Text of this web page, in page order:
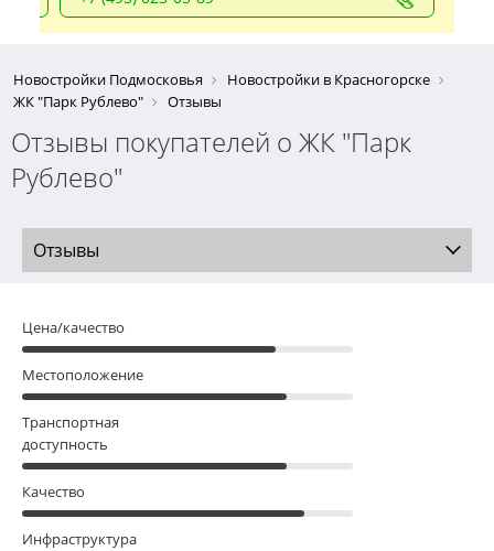
Новостройки Подмосковья
Новостройки в Красногорске
ЖК "Парк Рублево"
Отзывы
Отзывы покупателей о ЖК "Парк
Рублево"
Отзывы
Цена/качество
Местоположение
Транспортная
доступность
Качество
Инфраструктура